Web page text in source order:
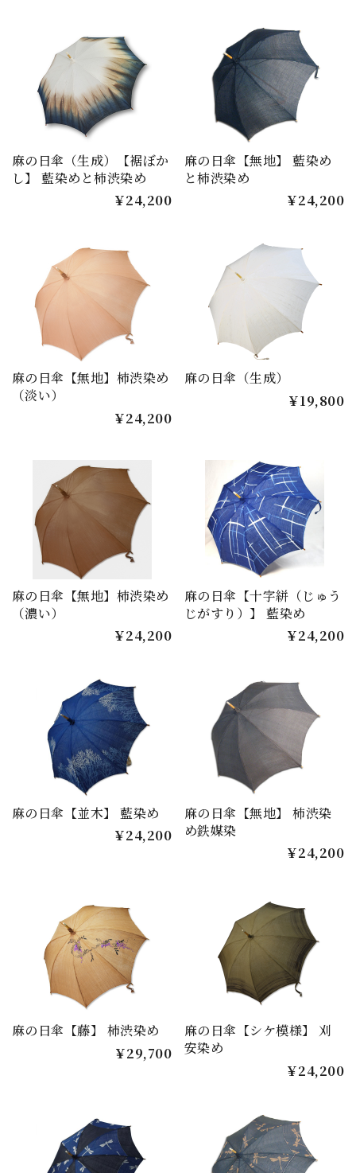
麻の日傘（生成）【裾ぼか
し】 藍染めと柿渋染め
￥24,200
麻の日傘【無地】 藍染め
と柿渋染め
￥24,200
麻の日傘【無地】柿渋染め
（淡い）
￥24,200
麻の日傘（生成）
￥19,800
麻の日傘【無地】柿渋染め
（濃い）
￥24,200
麻の日傘【十字絣（じゅう
じがすり）】 藍染め
￥24,200
麻の日傘【並木】 藍染め
￥24,200
麻の日傘【無地】 柿渋染
め鉄媒染
￥24,200
麻の日傘【藤】 柿渋染め
￥29,700
麻の日傘【シケ模様】 刈
安染め
￥24,200